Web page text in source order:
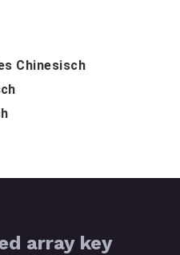
Chinesisch
array key